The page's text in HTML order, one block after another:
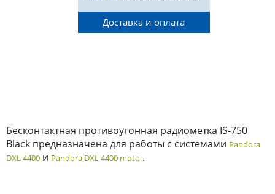
Доставка и оплата
Бесконтактная противоугонная радиометка IS-750
Black предназначена для работы с системами Pandora
DXL 4400 и Pandora DXL 4400 moto .